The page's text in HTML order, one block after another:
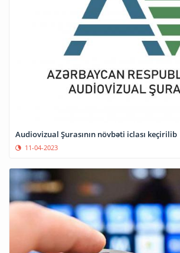
Audiovizual Şurasının növbəti iclası keçirilib
11-04-2023